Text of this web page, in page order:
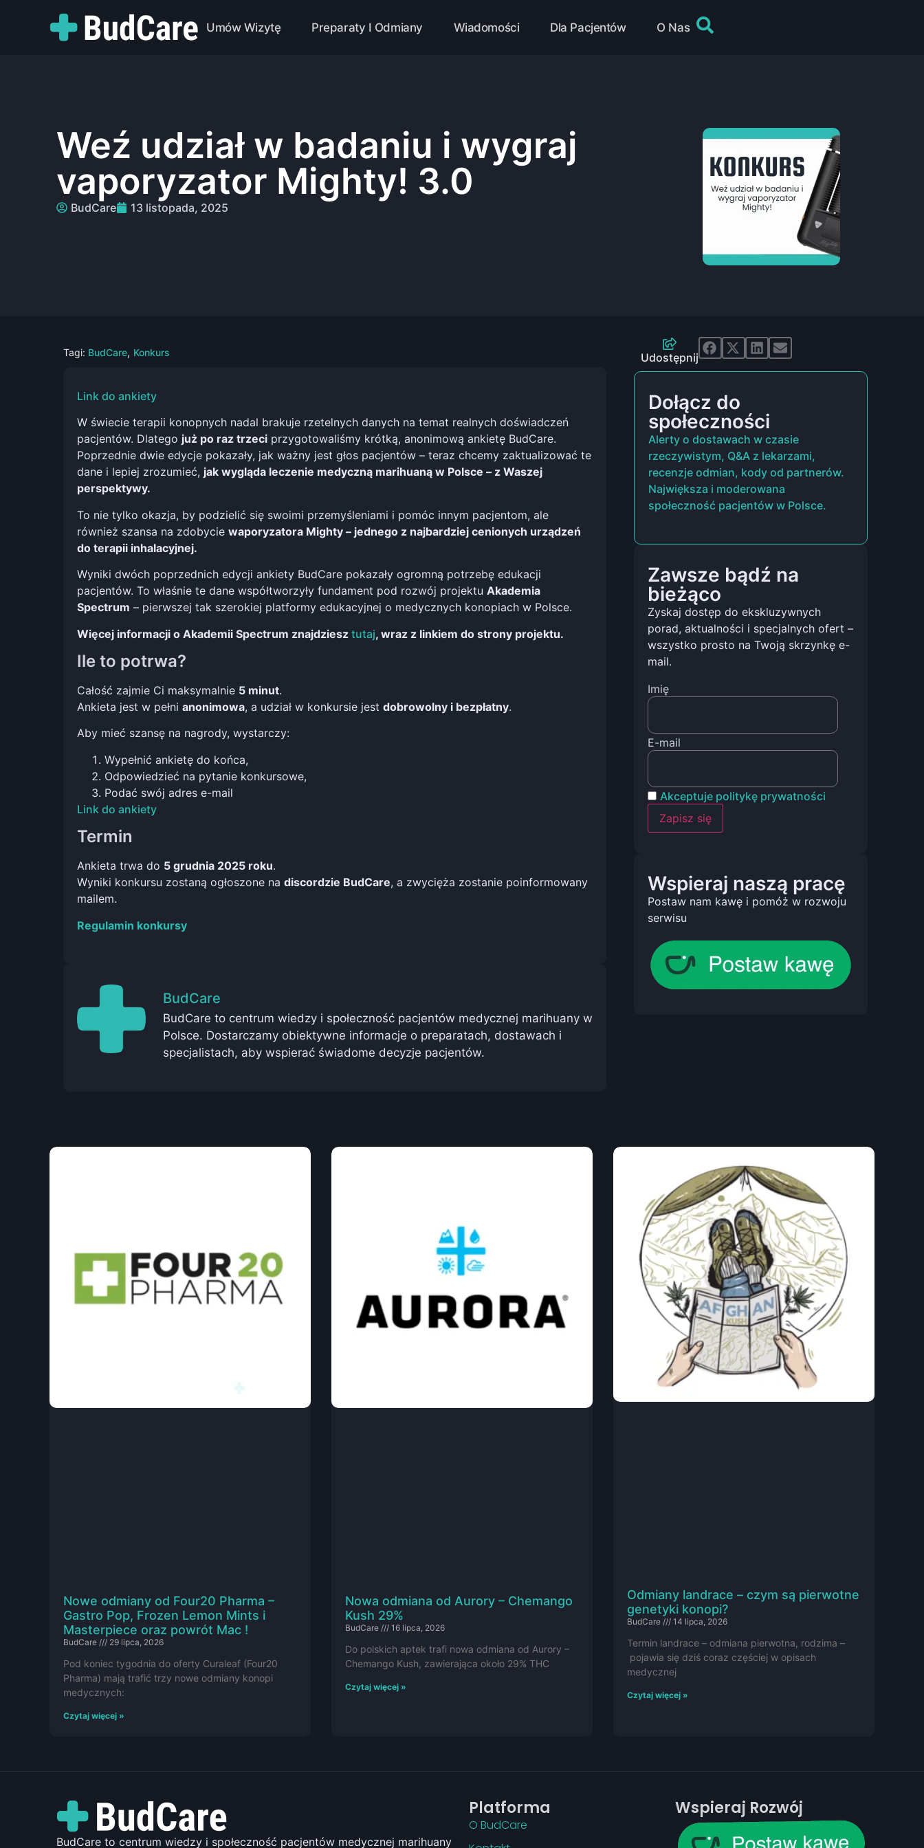
Umów Wizytę Preparaty I Odmiany Wiadomości Dla Pacjentów O Nas
Weź udział w badaniu i wygraj
vaporyzator Mighty! 3.0
BudCare 13 listopada, 2025
Tagi: BudCare, Konkurs
Link do ankiety
W świecie terapii konopnych nadal brakuje rzetelnych danych na temat realnych doświadczeń
pacjentów. Dlatego już po raz trzeci przygotowaliśmy krótką, anonimową ankietę BudCare.
Poprzednie dwie edycje pokazały, jak ważny jest głos pacjentów – teraz chcemy zaktualizować te
dane i lepiej zrozumieć, jak wygląda leczenie medyczną marihuaną w Polsce – z Waszej
perspektywy.
To nie tylko okazja, by podzielić się swoimi przemyśleniami i pomóc innym pacjentom, ale
również szansa na zdobycie waporyzatora Mighty – jednego z najbardziej cenionych urządzeń
do terapii inhalacyjnej.
Wyniki dwóch poprzednich edycji ankiety BudCare pokazały ogromną potrzebę edukacji
pacjentów. To właśnie te dane współtworzyły fundament pod rozwój projektu Akademia
Spectrum – pierwszej tak szerokiej platformy edukacyjnej o medycznych konopiach w Polsce.
Więcej informacji o Akademii Spectrum znajdziesz tutaj, wraz z linkiem do strony projektu.
Ile to potrwa?
Całość zajmie Ci maksymalnie 5 minut.
Ankieta jest w pełni anonimowa, a udział w konkursie jest dobrowolny i bezpłatny.
Aby mieć szansę na nagrody, wystarczy:
Wypełnić ankietę do końca,
Odpowiedzieć na pytanie konkursowe,
Podać swój adres e-mail
Link do ankiety
Termin
Ankieta trwa do 5 grudnia 2025 roku.
Wyniki konkursu zostaną ogłoszone na discordzie BudCare, a zwycięża zostanie poinformowany
mailem.
Regulamin konkursy
BudCare
BudCare to centrum wiedzy i społeczność pacjentów medycznej marihuany w
Polsce. Dostarczamy obiektywne informacje o preparatach, dostawach i
specjalistach, aby wspierać świadome decyzje pacjentów.
Udostępnij
Dołącz do
społeczności
Alerty o dostawach w czasie
rzeczywistym, Q&A z lekarzami,
recenzje odmian, kody od partnerów.
Największa i moderowana
społeczność pacjentów w Polsce.
Zawsze bądź na
bieżąco
Zyskaj dostęp do ekskluzywnych
porad, aktualności i specjalnych ofert –
wszystko prosto na Twoją skrzynkę e-
mail.
Imię
E-mail
Akceptuje politykę prywatności
Wspieraj naszą pracę
Postaw nam kawę i pomóż w rozwoju
serwisu
Nowe odmiany od Four20 Pharma –
Gastro Pop, Frozen Lemon Mints i
Masterpiece oraz powrót Mac !
BudCare 29 lipca, 2026
Pod koniec tygodnia do oferty Curaleaf (Four20
Pharma) mają trafić trzy nowe odmiany konopi
medycznych:
Czytaj więcej »
Nowa odmiana od Aurory – Chemango
Kush 29%
BudCare 16 lipca, 2026
Do polskich aptek trafi nowa odmiana od Aurory –
Chemango Kush, zawierająca około 29% THC
Czytaj więcej »
Odmiany landrace – czym są pierwotne
genetyki konopi?
BudCare 14 lipca, 2026
Termin landrace – odmiana pierwotna, rodzima –
pojawia się dziś coraz częściej w opisach
medycznej
Czytaj więcej »
BudCare to centrum wiedzy i społeczność pacjentów medycznej marihuany
Platforma
O BudCare
Wspieraj Rozwój